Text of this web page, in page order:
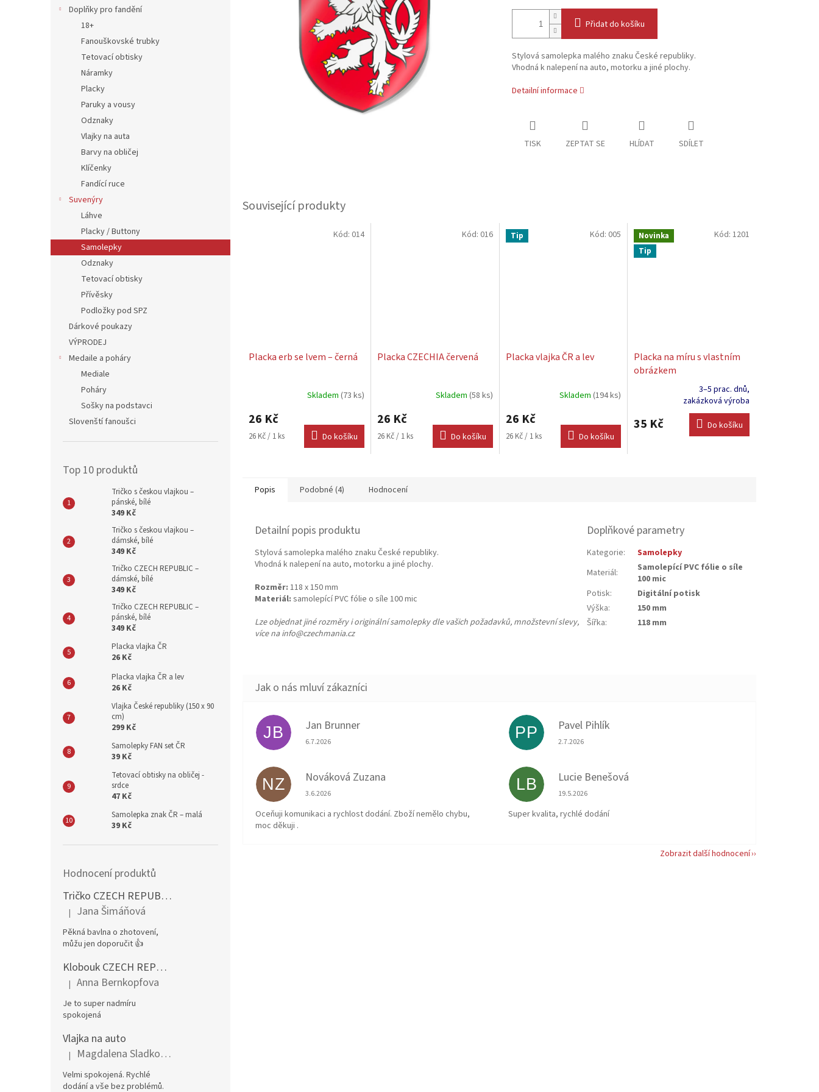
Doplňky pro fandění
18+
Fanouškovské trubky
Tetovací obtisky
Náramky
Placky
Paruky a vousy
Odznaky
Vlajky na auta
Barvy na obličej
Klíčenky
Fandící ruce
Suvenýry
Láhve
Placky / Buttony
Samolepky
Odznaky
Tetovací obtisky
Přívěsky
Podložky pod SPZ
Dárkové poukazy
VÝPRODEJ
Medaile a poháry
Mediale
Poháry
Sošky na podstavci
Slovenští fanoušci
Top 10 produktů
Tričko s českou vlajkou –
pánské, bílé
349 Kč
Tričko s českou vlajkou –
dámské, bílé
349 Kč
Tričko CZECH REPUBLIC –
dámské, bílé
349 Kč
Tričko CZECH REPUBLIC –
pánské, bílé
349 Kč
Placka vlajka ČR
26 Kč
Placka vlajka ČR a lev
26 Kč
Vlajka České republiky (150 x 90
cm)
299 Kč
Samolepky FAN set ČR
39 Kč
Tetovací obtisky na obličej -
srdce
47 Kč
Samolepka znak ČR – malá
39 Kč
Hodnocení produktů
Tričko CZECH REPUBLIC – pánské, červené
Hodnocení produktu je 5 z 5 hvězdiček.
| Jana Šimáňová
Pěkná bavlna o zhotovení,
můžu jen doporučit 👍
Klobouk CZECH REPUBLIC rohy CZ
Hodnocení produktu je 5 z 5 hvězdiček.
| Anna Bernkopfova
Je to super nadmíru
spokojená
Vlajka na auto
Hodnocení produktu je 5 z 5 hvězdiček.
| Magdalena Sladkovská
Velmi spokojená. Rychlé
dodání a vše bez problémů.
Přidat do košíku
Stylová samolepka malého znaku České republiky.
Vhodná k nalepení na auto, motorku a jiné plochy.
Detailní informace
TISK ZEPTAT SE HLÍDAT SDÍLET
Související produkty
Placka erb se lvem – černá
produktu
je
Skladem (73 ks)
26 Kč
Měrná
26 Kč / 1 ks Do košíku
Kód: 014
Placka CZECHIA červená
Skladem (58 ks)
26 Kč
Měrná
26 Kč / 1 ks Do košíku
Kód: 016 Tip
Placka vlajka ČR a lev
produktu
je
Skladem(194 ks)
26 Kč
Měrná
26 Kč / 1 ks Do košíku
Kód: 005
Novinka
Tip
Placka na míru s vlastním
obrázkem
produktu
je
3–5 prac. dnů,
zakázková výroba
35 Kč Do košíku
Kód: 1201
Popis Podobné (4) Hodnocení
Detailní popis produktu
Stylová samolepka malého znaku České republiky.
Vhodná k nalepení na auto, motorku a jiné plochy.
Rozměr: 118 x 150 mm
Materiál: samolepící PVC fólie o síle 100 mic
Lze objednat jiné rozměry i originální samolepky dle vašich požadavků, množstevní slevy,
více na info@czechmania.cz
Doplňkové parametry
Kategorie:
Samolepky
Materiál:
Samolepící PVC fólie o síle
100 mic
Potisk:
Digitální potisk
Výška:
150 mm
Šířka: 118 mm
JB Jan Brunner
Hodnocení obchodu je 5 z 5 hvězdiček.
6.7.2026
PP Pavel Pihlík
Hodnocení obchodu je 5 z 5 hvězdiček.
2.7.2026
NZ Nováková Zuzana
Hodnocení obchodu je 5 z 5 hvězdiček.
3.6.2026
Oceňuji komunikaci a rychlost dodání. Zboží nemělo chybu,
moc děkuji .
LB Lucie Benešová
Hodnocení obchodu je 5 z 5 hvězdiček.
19.5.2026
Super kvalita, rychlé dodání
Zobrazit další hodnocení